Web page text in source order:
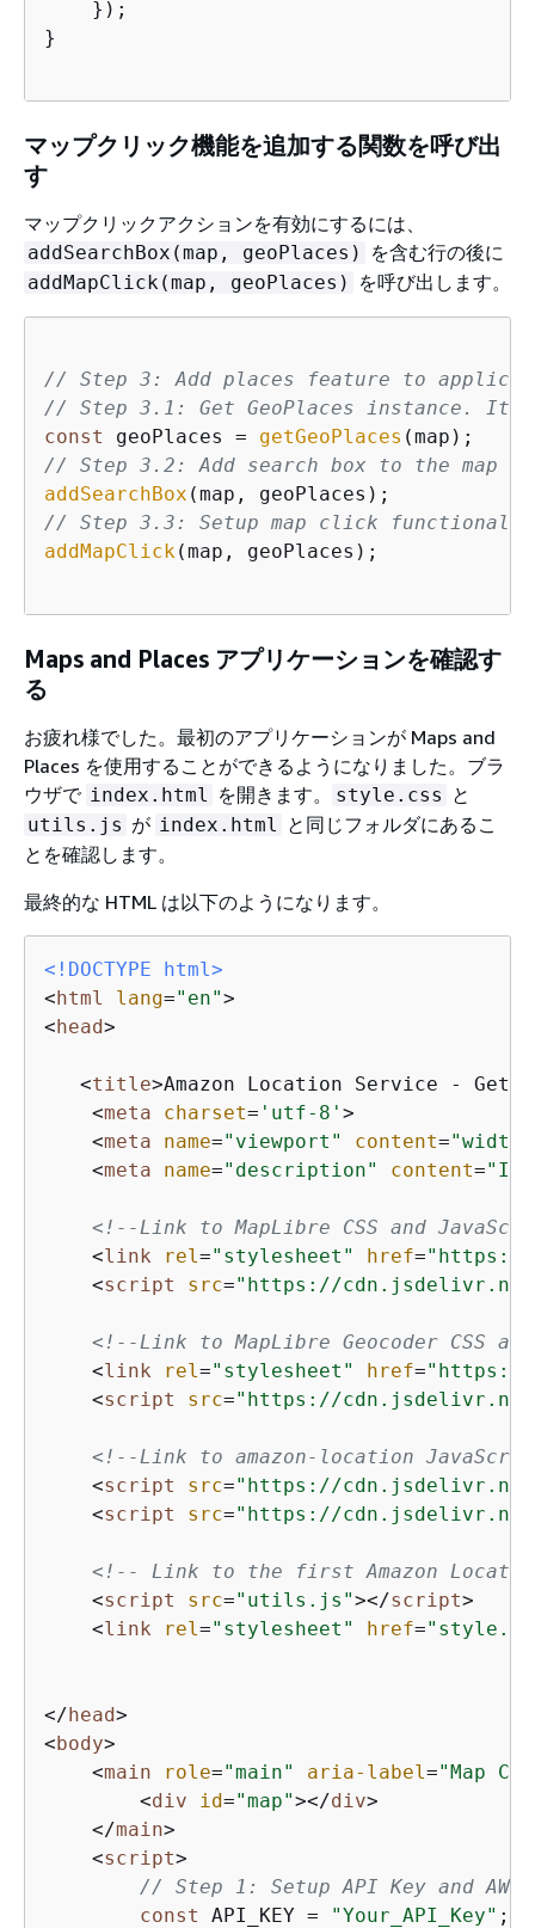
    });
}
マップクリック機能を追加する関数を呼び出
す
マップクリックアクションを有効にするには、
addSearchBox(map, geoPlaces) を含む行の後に
addMapClick(map, geoPlaces) を呼び出します。
// Step 3: Add places feature to
// Step 3.1: Get GeoPlaces instance. It
const
geoPlaces = getGeoPlaces
// Step 3.2: Add search box to the map
addSearchBox
// Step 3.3: Setup map click
addMapClick(map, geoPlaces);
Maps and Places アプリケーションを確認す
る
お疲れ様でした。最初のアプリケーションが Maps and
Places を使用することができるようになりました。ブラ
ウザで index.html を開きます。 style.css と
utils.js が index.html と同じフォルダにあるこ
とを確認します。
最終的な HTML は以下のようになります。
<!DOCTYPE html>
<html lang="en">
<head>
<title>Amazon Location Service -
<meta charset= 'utf-8' >
<meta name="viewport" content=
<meta name="description" content=
<!--Link to MapLibre CSS and
<link rel="stylesheet" href="https://
<script src="https://cdn.jsdelivr.net/
<!--Link to MapLibre Geocoder CSS
<link rel="stylesheet" href="https://
<script src="https://cdn.jsdelivr.net/
<!--Link to amazon-location
<script src="https://cdn.jsdelivr.net/
<script src="https://cdn.jsdelivr.net/
<!-- Link to the first Amazon
<script src="utils.js"></script>
<link rel="stylesheet" href=
</head>
<body>
<main role="main" aria-label="Map
<div id="map"></div>
</main>
<script>
// Step 1: Setup API Key and AWS
const
API_KEY = "Your_API_Key" ;